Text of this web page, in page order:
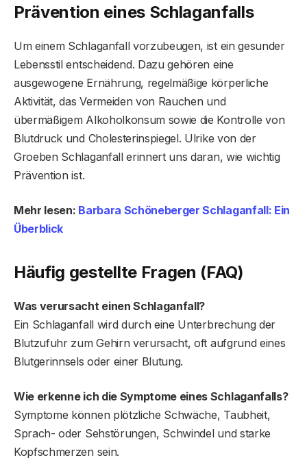
Prävention eines Schlaganfalls
Um einem Schlaganfall vorzubeugen, ist ein gesunder
Lebensstil entscheidend. Dazu gehören eine
ausgewogene Ernährung, regelmäßige körperliche
Aktivität, das Vermeiden von Rauchen und
übermäßigem Alkoholkonsum sowie die Kontrolle von
Blutdruck und Cholesterinspiegel. Ulrike von der
Groeben Schlaganfall erinnert uns daran, wie wichtig
Prävention ist.
Mehr lesen: Barbara Schöneberger Schlaganfall: Ein
Überblick
Häufig gestellte Fragen (FAQ)
Was verursacht einen Schlaganfall?
Ein Schlaganfall wird durch eine Unterbrechung der
Blutzufuhr zum Gehirn verursacht, oft aufgrund eines
Blutgerinnsels oder einer Blutung.
Wie erkenne ich die Symptome eines Schlaganfalls?
Symptome können plötzliche Schwäche, Taubheit,
Sprach- oder Sehstörungen, Schwindel und starke
Kopfschmerzen sein.